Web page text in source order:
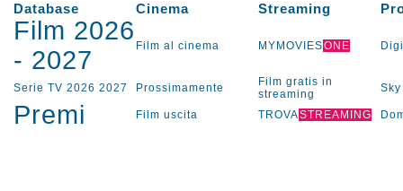
Database Cinema Streaming
Film 2026
- 2027 Film al cinema MYMOVIESONE
Serie TV 2026 2027 Prossimamente
Film gratis in
streaming
Sky
Premi Film uscita TROVASTREAMING